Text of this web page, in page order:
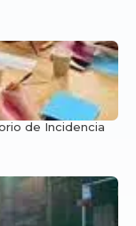
de Incidencia